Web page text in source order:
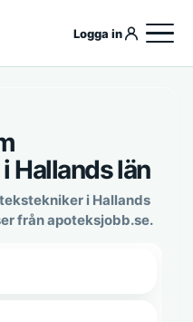
Logga in
Hallands län
i Hallands
från apoteksjobb.se.